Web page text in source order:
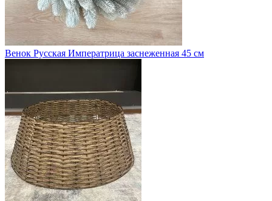
Венок Русская Императрица заснеженная 45 см